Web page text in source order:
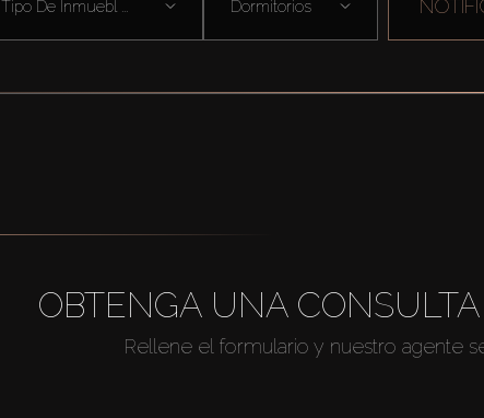
Tipo De Inmuebl ... Dormitorios
OBTENGA UNA
Rellene el formulario y nuestro agente